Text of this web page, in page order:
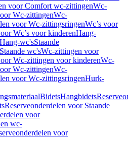
voor Comfort wc-zittingenWc-
Wc-zittingenWc-
voor Wc-zittingsringenWc’s voor
Wc’s voor kinderenHang-
wc'sStaande
wc'sWc-zittingen voor
Wc-zittingen voor kinderenWc-
Wc-zittingenWc-
voor Wc-zittingsringenHurk-
BidetsHangbidets
Reserveonderdelen voor Staande
voor
wc-
voor